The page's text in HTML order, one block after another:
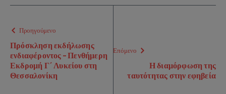
Προηγούμενο
Πρόσκληση εκδήλωσης
ενδιαφέροντος – Πενθήμερη
Εκδρομή Γ΄ Λυκείου στη
Θεσσαλονίκη
Επόμενο
Η διαμόρφωση της
ταυτότητας στην εφηβεία